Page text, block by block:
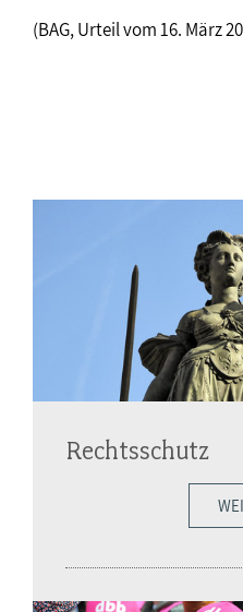
(BAG, Urteil vom 16. März
Rechtsschutz